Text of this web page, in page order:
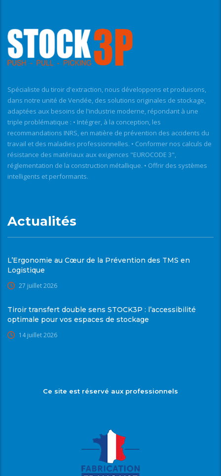
Spécialiste du tiroir d'extraction, nous développons et produisons,
dans notre unité de Vendée, des solutions originales de stockage,
adaptées aux besoins de l'industrie moderne, répondant à une
triple problématique : • Intégrer, à la conception, les
recommandations INRS, en matière de prévention des accidents du
travail et des maladies professionnelles. • Conformer nos calculs de
résistance des matériaux aux exigences "EUROCODE 3",
réglementation de la construction métallique. • Offrir des systèmes
intelligents et performants.
Actualités
L’Ergonomie au Cœur de la Prévention des TMS en
Logistique
27 juillet 2026
Tiroir transfert double sens STOCK3P : l’accessibilité
optimale pour vos espaces de stockage
14 juillet 2026
Ce site est réservé aux professionnels